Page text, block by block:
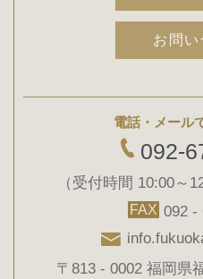
お問
電話・メール
092-
（受付時間 10:00～
FAX 092 -
〒813 - 0002 福岡県